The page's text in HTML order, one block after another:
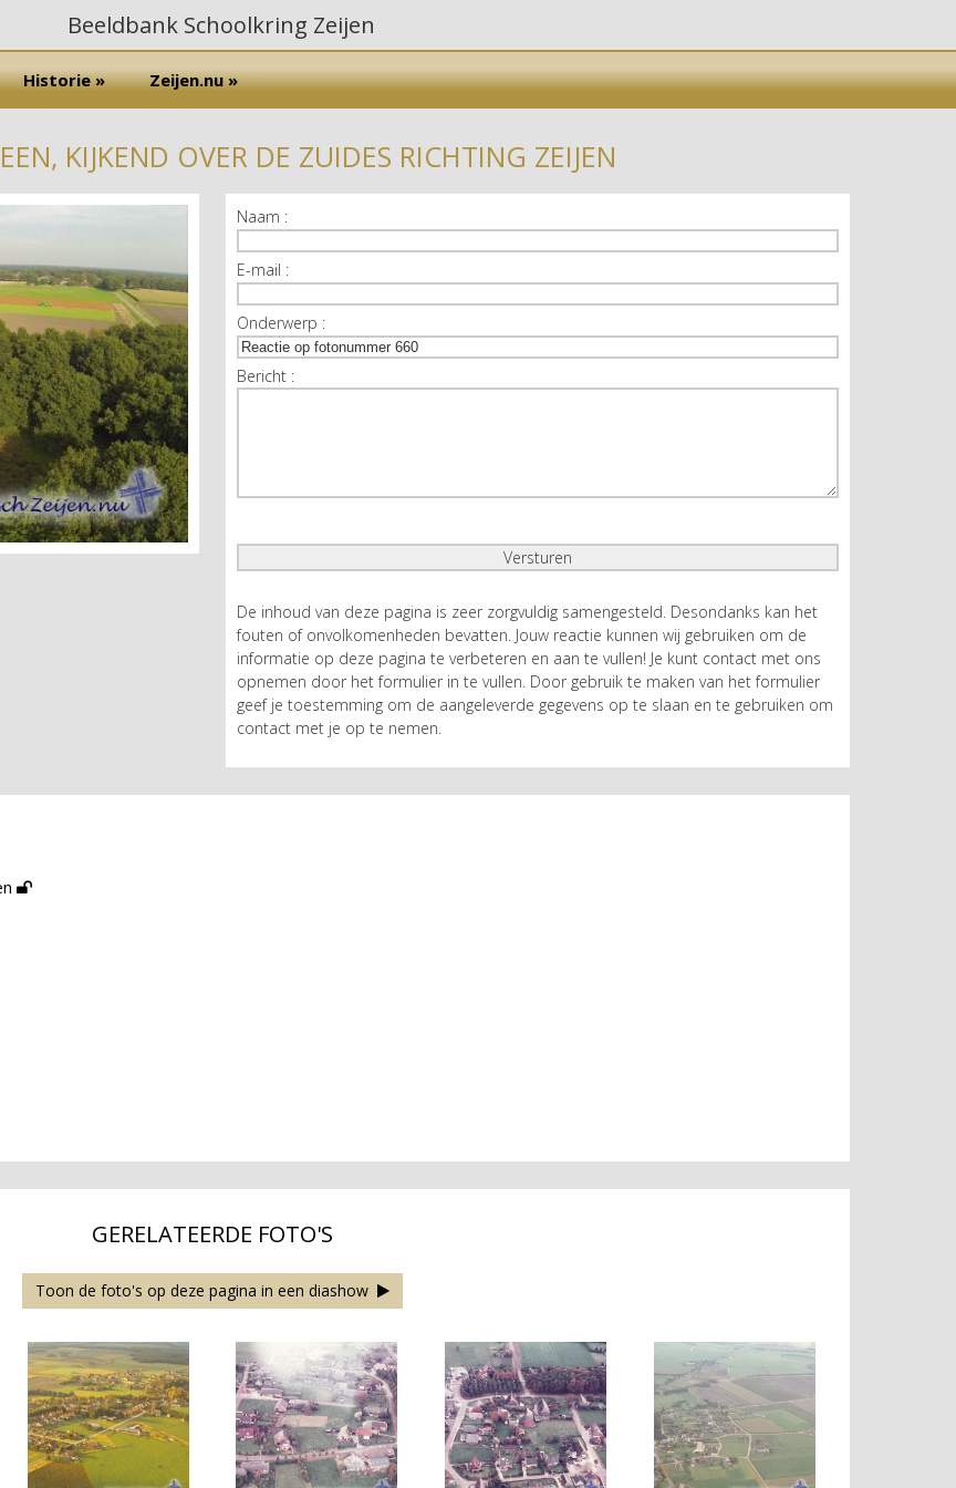
Historie » Zeijen.nu »
KIJKEND OVER DE ZUIDES RICHTING ZEIJEN
Naam :
E-mail :
Onderwerp :
Bericht :
De inhoud van deze pagina is zeer zorgvuldig samengesteld. Desondanks kan het
fouten of onvolkomenheden bevatten. Jouw reactie kunnen wij gebruiken om de
informatie op deze pagina te verbeteren en aan te vullen! Je kunt contact met ons
opnemen door het formulier in te vullen. Door gebruik te maken van het formulier
geef je toestemming om de aangeleverde gegevens op te slaan en te gebruiken om
contact met je op te nemen.
GERELATEERDE FOTO'S
Toon de foto's op deze pagina in een diashow